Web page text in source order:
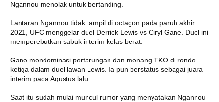
Ngannou menolak untuk bertanding.
Lantaran Ngannou tidak tampil di octagon pada paruh akhir
2021, UFC menggelar duel Derrick Lewis vs Ciryl Gane. Duel ini
memperebutkan sabuk interim kelas berat.
Gane mendominasi pertarungan dan menang TKO di ronde
ketiga dalam duel lawan Lewis. Ia pun berstatus sebagai juara
interim pada Agustus lalu.
Saat itu sudah mulai muncul rumor yang menyatakan Ngannou